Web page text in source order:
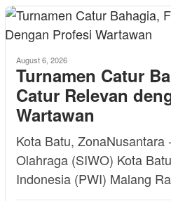
August 6, 2026
Turnamen Catur
Catur Relevan
Wartawan
Kota Batu, ZonaNusantara
Olahraga (SIWO) Kota
Indonesia (PWI) Malang